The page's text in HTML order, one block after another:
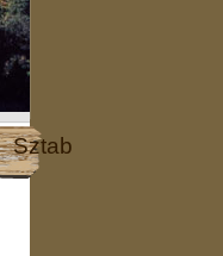
Sztab